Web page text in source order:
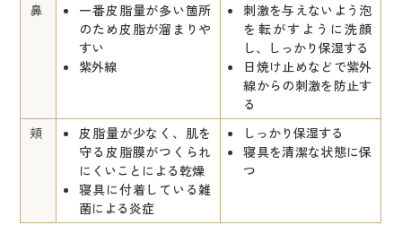
鼻
一番皮脂量が多い箇所
のため皮脂が溜まりや
すい
紫外線
刺激を与えないよう泡
を転がすように洗顔
し、しっかり保湿する
日焼け止めなどで紫外
線からの刺激を防止す
る
頬
皮脂量が少なく、肌を
守る皮脂膜がつくられ
にくいことによる乾燥
寝具に付着している雑
菌による炎症
しっかり保湿する
寝具を清潔な状態に保
つ